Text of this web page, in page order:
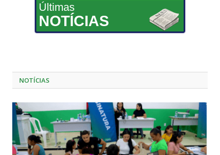
Últimas
NOTÍCIAS
NOTÍCIAS